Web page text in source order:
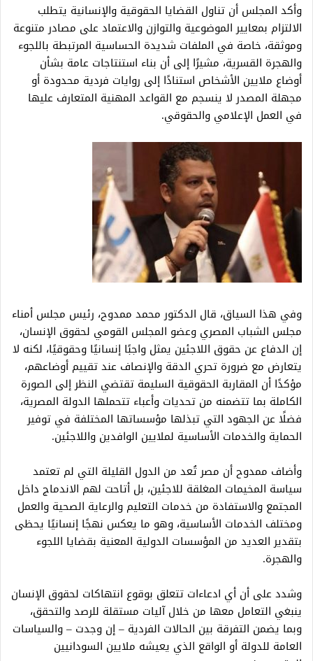
وأكد المجلس أن تناول القضايا الحقوقية والإنسانية يتطلب
الالتزام بمعايير الموضوعية والتوازن والاعتماد على مصادر متنوعة
وموثقة، خاصة في الملفات شديدة الحساسية المرتبطة باللجوء
والهجرة القسرية، مشيرًا إلى أن بناء استنتاجات عامة بشأن
أوضاع ملايين الأشخاص استنادًا إلى روايات فردية محدودة أو
مجهلة المصدر لا ينسجم مع القواعد المهنية المتعارف عليها
في العمل الإعلامي والحقوقي.
وفي هذا السياق، قال الدكتور محمد ممدوح، رئيس مجلس أمناء
مجلس الشباب المصري وعضو المجلس القومي لحقوق الإنسان،
إن الدفاع عن حقوق اللاجئين يمثل واجبًا إنسانيًا وحقوقيًا، لكنه لا
يتعارض مع ضرورة تحري الدقة والإنصاف عند تقييم أوضاعهم،
مؤكدًا أن المقاربة الحقوقية السليمة تقتضي النظر إلى الصورة
الكاملة بما تتضمنه من تحديات وأعباء تتحملها الدولة المصرية،
فضلًا عن الجهود التي تبذلها مؤسساتها المختلفة في توفير
الحماية والخدمات الأساسية لملايين الوافدين واللاجئين.
وأضاف ممدوح أن مصر تُعد من الدول القليلة التي لم تعتمد
سياسة المخيمات المغلقة للاجئين، بل أتاحت لهم الاندماج داخل
المجتمع والاستفادة من خدمات التعليم والرعاية الصحية والعمل
ومختلف الخدمات الأساسية، وهو ما يعكس نهجًا إنسانيًا يحظى
بتقدير العديد من المؤسسات الدولية المعنية بقضايا اللجوء
والهجرة.
وشدد على أن أي ادعاءات تتعلق بوقوع انتهاكات لحقوق الإنسان
ينبغي التعامل معها من خلال آليات مستقلة للرصد والتحقق،
وبما يضمن التفرقة بين الحالات الفردية – إن وجدت – والسياسات
العامة للدولة أو الواقع الذي يعيشه ملايين السودانيين